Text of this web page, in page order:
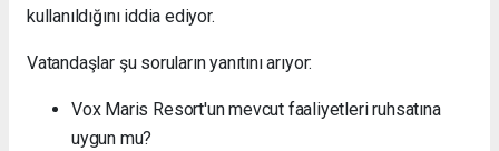
kullanıldığını iddia ediyor.
Vatandaşlar şu soruların yanıtını arıyor:
Vox Maris Resort'un mevcut faaliyetleri ruhsatına
uygun mu?